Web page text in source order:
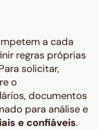
a cada
regras próprias
solicitar,
o
documentos
para análise e
e confiáveis.